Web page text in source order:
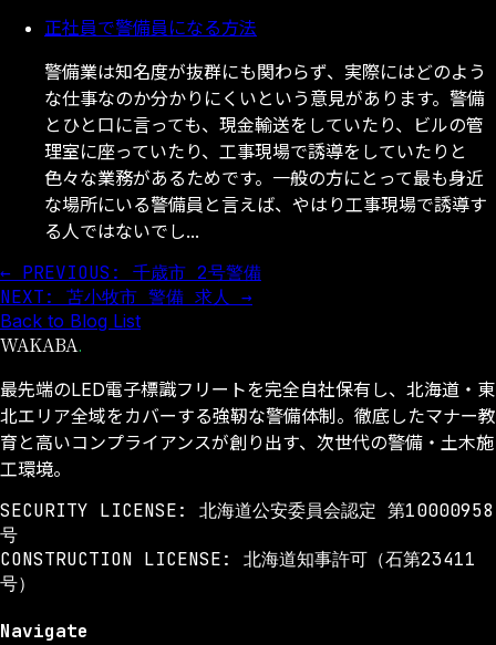
正社員で警備員になる方法
警備業は知名度が抜群にも関わらず、 実際には どのよ う
な仕事なのか分かり に く い と い う 意 見があ り ます。 警備
と ひと 口 に言っても、 現金輸送を して いた り、 ビルの管
理室に座って いた り、 工事現場で誘導を して いた り と
色々な業務がある ためです。 一般の方に と って最も身近
な場所にいる警備員 と言えば、 やは り 工事現場で誘導す
る 人 ではないで し...
← PREVIOUS: 千歳市 2号警備
NEXT: 苫小牧市 警備 求人 →
Back to Blog List
WAKABA.
最先端のLED電子標識フリートを完全自社保有し、北海道・東
北エリア全域をカバーする強靭な警備体制。徹底したマナー教
育と高いコンプライアンスが創り出す、次世代の警備・土木施
工環境。
SECURITY LICENSE: 北海道公安委員会認定 第10000958
号
CONSTRUCTION LICENSE: 北海道知事許可（石第23411
号）
Navigate